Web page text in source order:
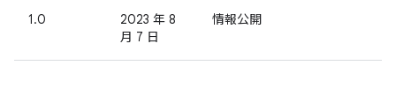
1.0
2023 年 8
月 7 日
情報公開